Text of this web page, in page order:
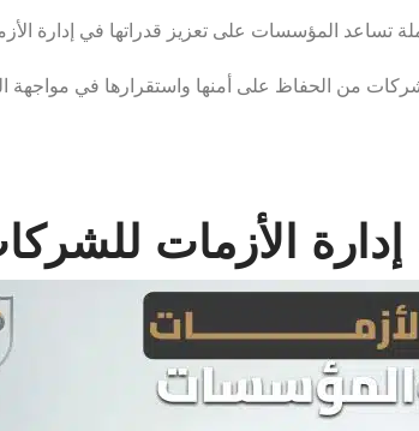
من الحفاظ على أمنها واستقرارها في مواجهة
إدارة الأزمات